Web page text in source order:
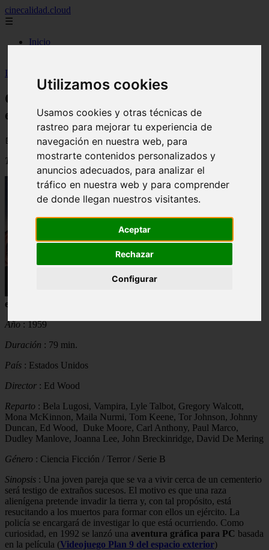
Utilizamos cookies
Usamos cookies y otras técnicas de
rastreo para mejorar tu experiencia de
navegación en nuestra web, para
mostrarte contenidos personalizados y
anuncios adecuados, para analizar el
tráfico en nuestra web y para comprender
de donde llegan nuestros visitantes.
Aceptar
Rechazar
Configurar
cinecalidad.cloud
☰
Inicio
Inicio
Cine de Calidad: Plan 9 del espacio
exterior
📅 06/09/2025
Título original:Plan 9 From Outer Space
exterior
Año: 1959
Duración : 79 min.
País : Estados Unidos
Director : Ed Wood
Reparto : Bela Lugosi, Vampira, Lyle Talbot, Gregory Walcott,
Mona McKinnon, Maila Nurmi, Tom Keene, Tor Johnson, Johnny
Duncan, Ed Wood, Duke Moore, Carl Anthony, Paul Marco,
Dudley Manlove, Joanna Lee, John Breckinridge, David De Mering
Género : Ciencia Ficción / Terror / Serie B
Sinopsis : Una joven pareja que se va a vivir cerca de un cementerio
será testigo de extraños sucesos. El motivo es que una raza
alienígena pretende invadir la tierra y, con tal propósito, está
resucitando a los muertos para formar con ellos un ejército. La
policía se encargará de investigar lo que está ocurriendo. Como
curiosidad, en 1992 se lanzó una aventura gráfica para PC basada
en la película (Videojuego Plan 9 del espacio exterior)